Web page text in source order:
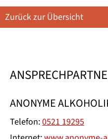
Zurück zur Übersicht
ANONYME
Telefon:0521 19295